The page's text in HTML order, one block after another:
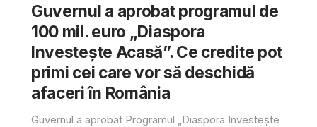
Guvernul a aprobat programul de
100 mil. euro „Diaspora
Investește Acasă”. Ce credite pot
primi cei care vor să deschidă
afaceri în România
Guvernul a aprobat Programul „Diaspora Investește